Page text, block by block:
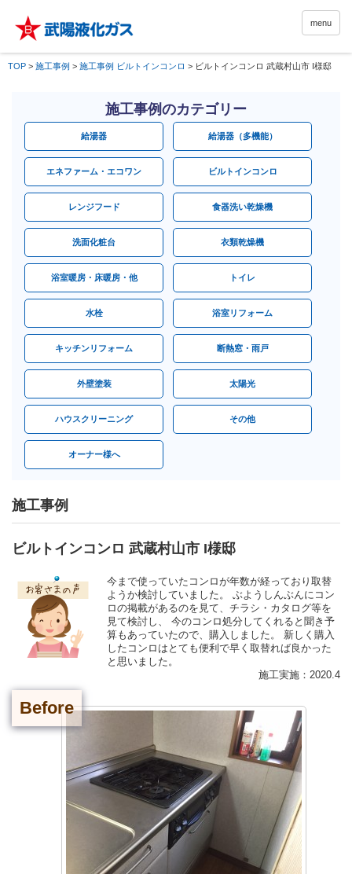
menu
TOP > 施工事例 > 施工事例 ビルトインコンロ > ビルトインコンロ 武蔵村山市 I様邸
施工事例のカテゴリー
給湯器 給湯器（多機能）
エネファーム・エコワン ビルトインコンロ
レンジフード 食器洗い乾燥機
洗面化粧台 衣類乾燥機
浴室暖房・床暖房・他 トイレ
水栓 浴室リフォーム
キッチンリフォーム 断熱窓・雨戸
外壁塗装 太陽光
ハウスクリーニング その他
オーナー様へ
施工事例
ビルトインコンロ 武蔵村山市 I様邸
今まで使っていたコンロが年数が経っており取替
ようか検討していました。 ぶようしんぶんにコン
ロの掲載があるのを見て、チラシ・カタログ等を
見て検討し、 今のコンロ処分してくれると聞き予
算もあっていたので、購入しました。 新しく購入
したコンロはとても便利で早く取替れば良かった
と思いました。
施工実施：2020.4
Before